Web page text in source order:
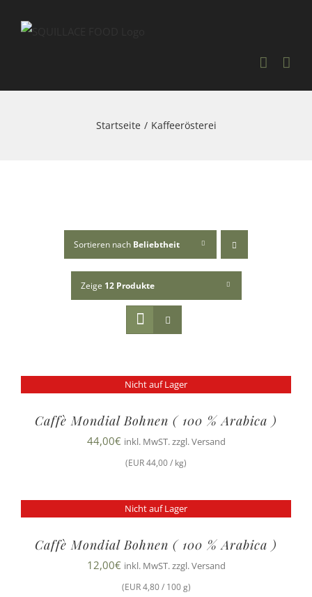
Startseite Kaffeerösterei
Sortieren nach Beliebtheit
Zeige 12 Produkte
Nicht auf Lager
Caffè Mondial Bohnen ( 100 % Arabica )
44,00€ inkl. MwST. zzgl. Versand
(EUR 44,00 / kg)
Nicht auf Lager
Caffè Mondial Bohnen ( 100 % Arabica )
12,00€ inkl. MwST. zzgl. Versand
(EUR 4,80 / 100 g)